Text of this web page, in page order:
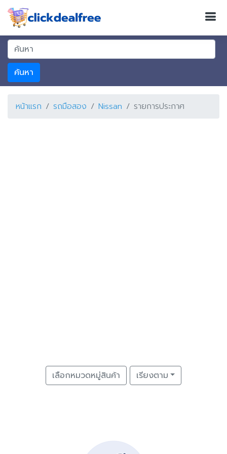
ค้นหา
หน้าแรก รถมือสอง Nissan รายการประกาศ
เลือกหมวดหมู่สินค้า เรียงตาม